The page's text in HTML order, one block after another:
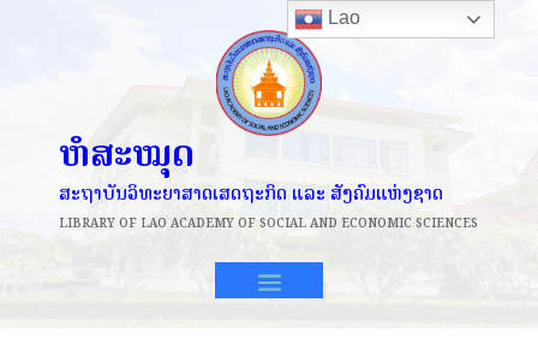
ຫໍສະໝຸດ
ສະຖາບັນວິທະຍາສາດເສດຖະກິດ ແລະ ສັງຄົມແຫ່ງຊາດ
LIBRARY OF LAO ACADEMY OF SOCIAL AND ECONOMIC SCIENCES
Lao